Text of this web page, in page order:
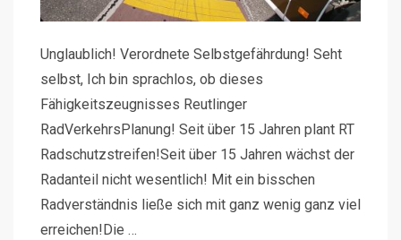
Unglaublich! Verordnete Selbstgefährdung! Seht
selbst, Ich bin sprachlos, ob dieses
Fähigkeitszeugnisses Reutlinger
RadVerkehrsPlanung! Seit über 15 Jahren plant RT
Radschutzstreifen!Seit über 15 Jahren wächst der
Radanteil nicht wesentlich! Mit ein bisschen
Radverständnis ließe sich mit ganz wenig ganz viel
erreichen!Die …